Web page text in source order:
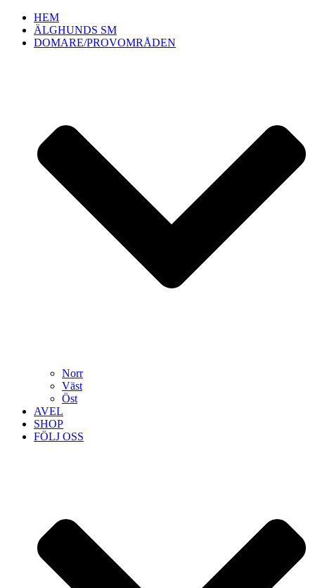
Hoppa
innehåll
HEM
ÄLGHUNDS SM
DOMARE/PROVOMRÅDEN
Norr
Väst
Öst
AVEL
SHOP
FÖLJ OSS